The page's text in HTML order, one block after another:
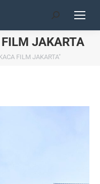
Search:
JAKARTA
FILM JAKARTA"